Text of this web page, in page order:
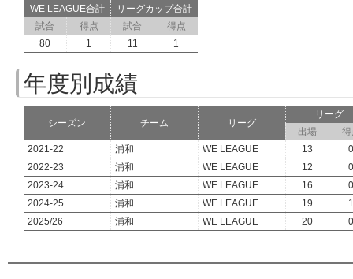
WE LEAGUE合計
リーグカップ合計
試合
得点 試合
得点
80
1 11 1
年度別成績
シーズン チーム リーグ
リーグ
出場
得
2021-22
浦和 WE LEAGUE 13
0
2022-23
浦和 WE LEAGUE 12
0
2023-24
浦和 WE LEAGUE 16
0
2024-25
浦和 WE LEAGUE 19
1
2025/26
浦和 WE LEAGUE 20 0